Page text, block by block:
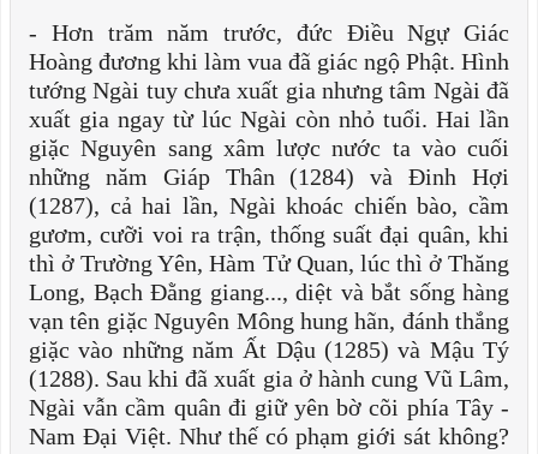
- Hơn trăm năm trước, đức Điều Ngự Giác
Hoàng đương khi làm vua đã giác ngộ Phật. Hình
tướng Ngài tuy chưa xuất gia nhưng tâm Ngài đã
xuất gia ngay từ lúc Ngài còn nhỏ tuổi. Hai lần
giặc Nguyên sang xâm lược nước ta vào cuối
những năm Giáp Thân (1284) và Đinh Hợi
(1287), cả hai lần, Ngài khoác chiến bào, cầm
gươm, cưỡi voi ra trận, thống suất đại quân, khi
thì ở Trường Yên, Hàm Tử Quan, lúc thì ở Thăng
Long, Bạch Đằng giang..., diệt và bắt sống hàng
vạn tên giặc Nguyên Mông hung hãn, đánh thắng
giặc vào những năm Ất Dậu (1285) và Mậu Tý
(1288). Sau khi đã xuất gia ở hành cung Vũ Lâm,
Ngài vẫn cầm quân đi giữ yên bờ cõi phía Tây -
Nam Đại Việt. Như thế có phạm giới sát không?